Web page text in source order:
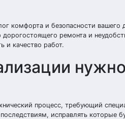
комфорта и безопасности
ремонта и
и качество работ.
процесс, требующий
исправлять которые